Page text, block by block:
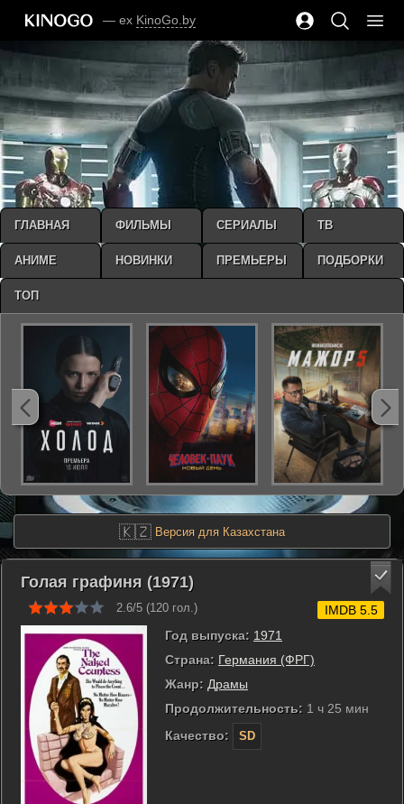
— ex KinoGo.by
🇰🇿 Версия для Казахстана
Голая графиня (1971)
2.6/5 (120 гол.)
Год выпуска: 1971
Страна: Германия (ФРГ)
Жанр: Драмы
Продолжительность: 1 ч 25 мин
Качество:
SD
IMDB 5.5
ГЛАВНАЯ ФИЛЬМЫ СЕРИАЛЫ ТВ
АНИМЕ НОВИНКИ ПРЕМЬЕРЫ ПОДБОРКИ
ТОП